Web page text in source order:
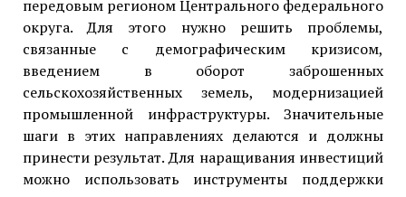
передовым регионом Центрального федерального
округа. Для этого нужно решить проблемы,
связанные с демографическим кризисом,
введением в оборот заброшенных
сельскохозяйственных земель, модернизацией
промышленной инфраструктуры. Значительные
шаги в этих направлениях делаются и должны
принести результат. Для наращивания инвестиций
можно использовать инструменты поддержки